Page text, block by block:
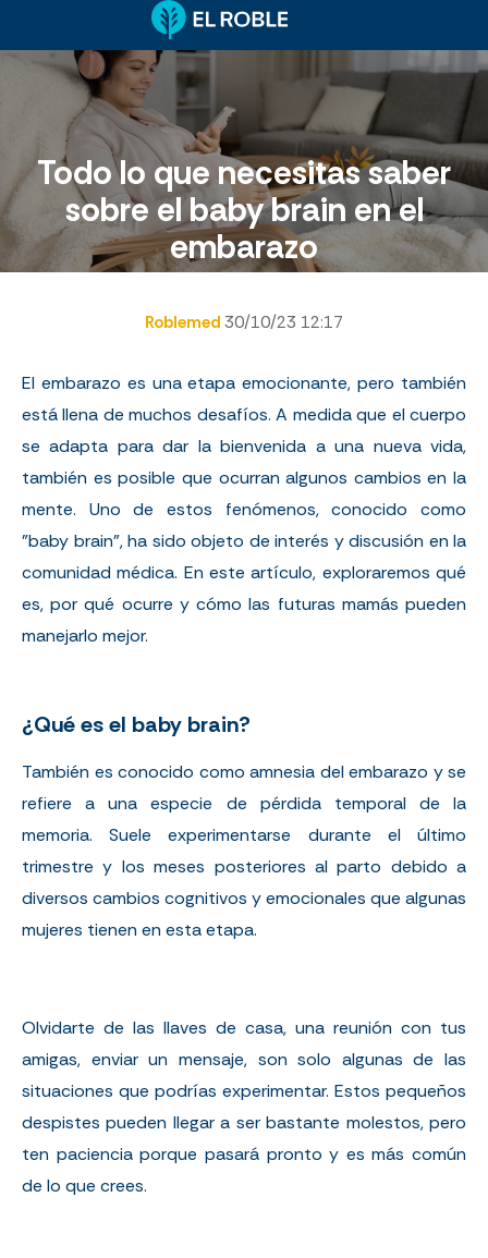
Todo lo que necesitas saber
sobre el baby brain en el
embarazo
Roblemed 30/10/23 12:17
El embarazo es una etapa emocionante, pero también
está llena de muchos desafíos. A medida que el cuerpo
se adapta para dar la bienvenida a una nueva vida,
también es posible que ocurran algunos cambios en la
mente. Uno de estos fenómenos, conocido como
"baby brain", ha sido objeto de interés y discusión en la
comunidad médica. En este artículo, exploraremos qué
es, por qué ocurre y cómo las futuras mamás pueden
manejarlo mejor.
¿Qué es el baby brain?
También es conocido como amnesia del embarazo y se
refiere a una especie de pérdida temporal de la
memoria. Suele experimentarse durante el último
trimestre y los meses posteriores al parto debido a
diversos cambios cognitivos y emocionales que algunas
mujeres tienen en esta etapa.
Olvidarte de las llaves de casa, una reunión con tus
amigas, enviar un mensaje, son solo algunas de las
situaciones que podrías experimentar. Estos pequeños
despistes pueden llegar a ser bastante molestos, pero
ten paciencia porque pasará pronto y es más común
de lo que crees.